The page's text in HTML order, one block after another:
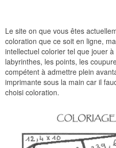
Le site on que vous êtes
coloration que ce soit en ligne,
intellectuel colorier tel que jouer
labyrinthes, les points, les
compétent à admettre plein
imprimante sous la main car il
choisi coloration.